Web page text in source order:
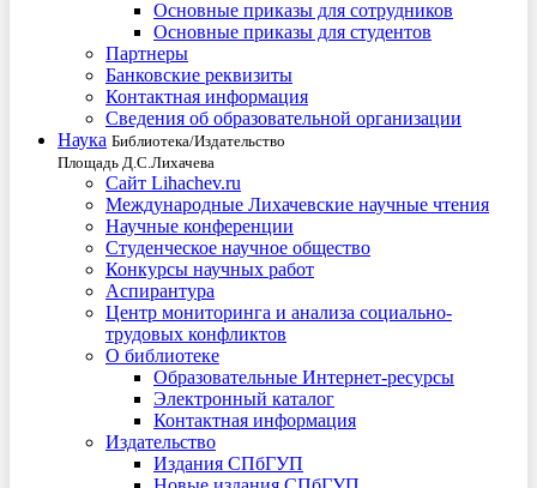
Основные приказы для сотрудников
Основные приказы для студентов
Партнеры
Банковские реквизиты
Контактная информация
Сведения об образовательной организации
Наука Библиотека/Издательство
Площадь Д.С.Лихачева
Сайт Lihachev.ru
Международные Лихачевские научные чтения
Научные конференции
Студенческое научное общество
Конкурсы научных работ
Аспирантура
Центр мониторинга и анализа социально-
трудовых конфликтов
О библиотеке
Образовательные Интернет-ресурсы
Электронный каталог
Контактная информация
Издательство
Издания СПбГУП